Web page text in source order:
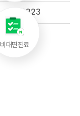
2223
비대면진료